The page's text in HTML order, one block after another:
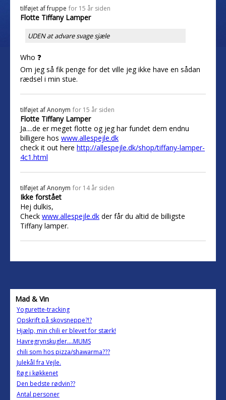
tilføjet affruppe for 15 år siden
Flotte Tiffany Lamper
UDEN at advare svage sjæle
Who ❓
Om jeg så fik penge for det ville jeg ikke have en sådan
rædsel i min stue.
tilføjet afAnonym for 15 år siden
Flotte Tiffany Lamper
Ja....de er meget flotte og jeg har fundet dem endnu
billigere hos www.allespejle.dk
check it out here http://allespejle.dk/shop/tiffany-lamper-
4c1.html
tilføjet afAnonym for 14 år siden
Ikke forstået
Hej dulkis,
Check www.allespejle.dk der får du altid de billigste
Tiffany lamper.
Mad & Vin
Yogurette-tracking
Opskrift på skovsneppe?!?
Hjælp, min chili er blevet for stærk!
Havregrynskugler....MUMS
chili som hos pizza/shawarma???
Julekål fra Vejle.
Røg i køkkenet
Den bedste rødvin??
Antal personer